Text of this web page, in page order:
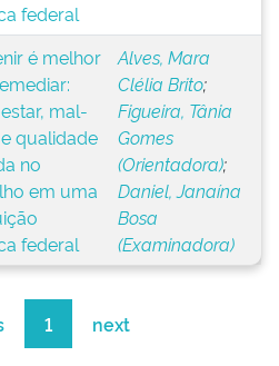
federal
é melhor
mal-
qualidade
no
em uma
federal
Alves, Mara
Clélia Brito;
Figueira, Tânia
Gomes
(Orientadora);
Daniel, Janaína
Bosa
(Examinadora)
1 next